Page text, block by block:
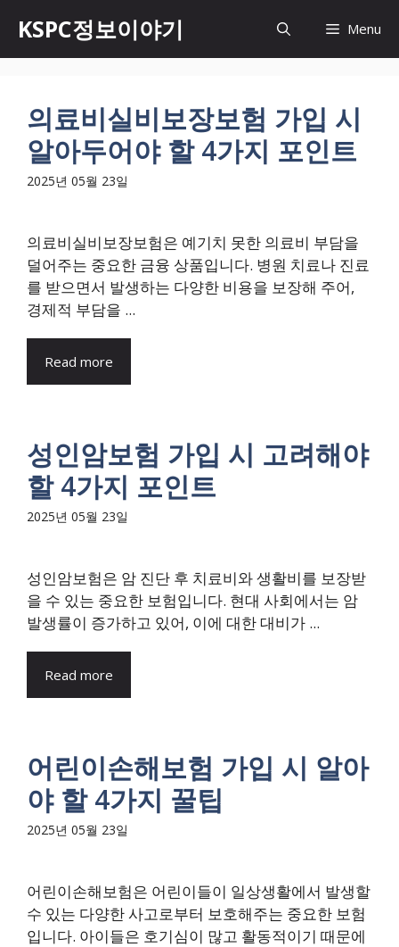
content
KSPC정보이야기 Menu
의료비실비보장보험 가입 시
알아두어야 할 4가지 포인트
2025년 05월 23일
의료비실비보장보험은 예기치 못한 의료비 부담을
덜어주는 중요한 금융 상품입니다. 병원 치료나 진료
를 받으면서 발생하는 다양한 비용을 보장해 주어,
경제적 부담을 ...
Read more
성인암보험 가입 시 고려해야
할 4가지 포인트
2025년 05월 23일
성인암보험은 암 진단 후 치료비와 생활비를 보장받
을 수 있는 중요한 보험입니다. 현대 사회에서는 암
발생률이 증가하고 있어, 이에 대한 대비가 ...
Read more
어린이손해보험 가입 시 알아
야 할 4가지 꿀팁
2025년 05월 23일
어린이손해보험은 어린이들이 일상생활에서 발생할
수 있는 다양한 사고로부터 보호해주는 중요한 보험
입니다. 아이들은 호기심이 많고 활동적이기 때문에